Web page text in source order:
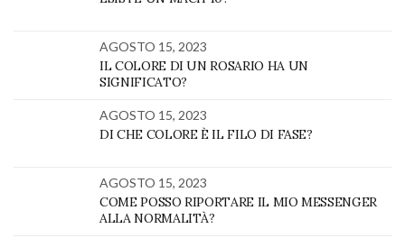
AGOSTO 15, 2023
IL COLORE DI UN ROSARIO HA UN
SIGNIFICATO?
AGOSTO 15, 2023
DI CHE COLORE È IL FILO DI FASE?
AGOSTO 15, 2023
COME POSSO RIPORTARE IL MIO MESSENGER
ALLA NORMALITÀ?